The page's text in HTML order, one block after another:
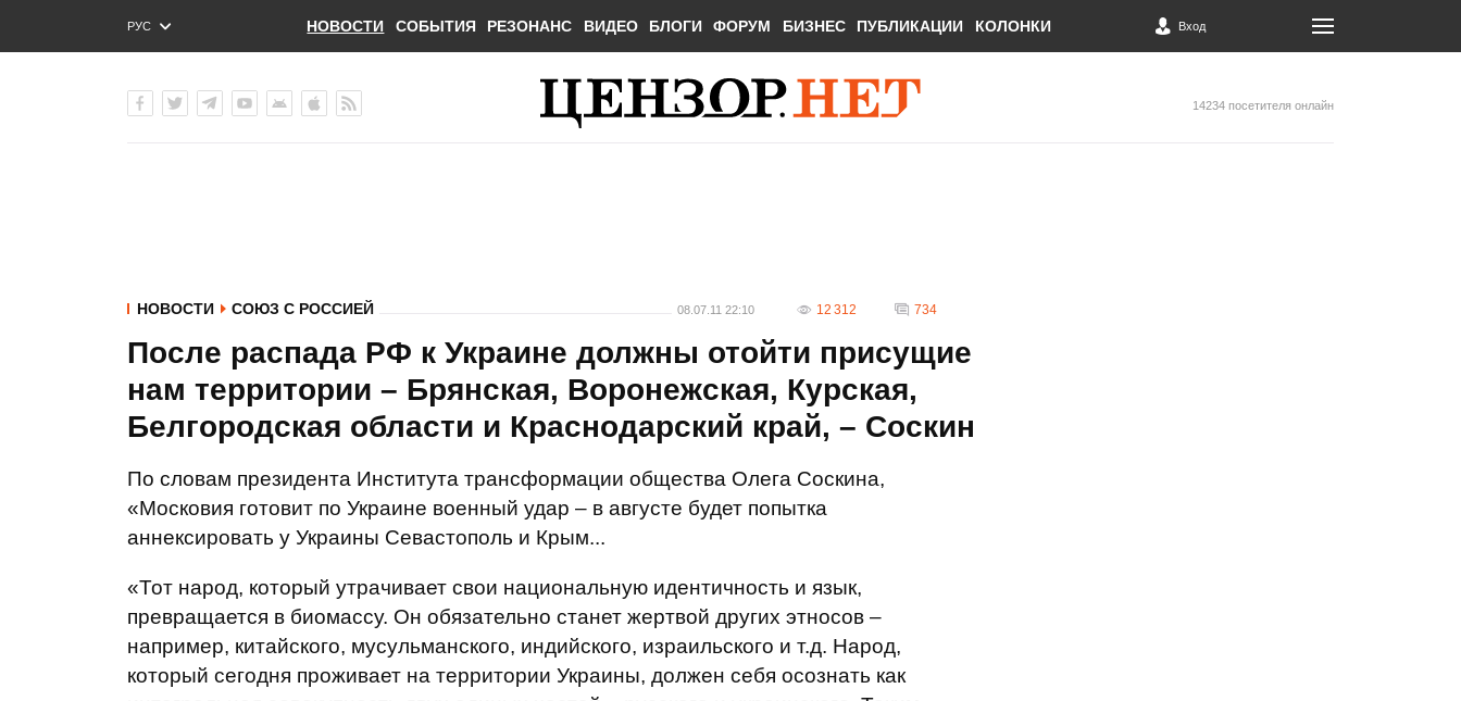
РУС
ENG
НОВОСТИ СОБЫТИЯ РЕЗОНАНС ВИДЕО БЛОГИ ФОРУМ БИЗНЕС ПУБЛИКАЦИИ КОЛОНКИ Вход
14234 посетителя онлайн
НОВОСТИ СОЮЗ С РОССИЕЙ 08.07.11 22:10 12 312 734
После распада РФ к Украине должны отойти присущие
нам территории – Брянская, Воронежская, Курская,
Белгородская области и Краснодарский край, – Соскин
По словам президента Института трансформации общества Олега Соскина,
«Московия готовит по Украине военный удар – в августе будет попытка
аннексировать у Украины Севастополь и Крым...
«Тот народ, который утрачивает свои национальную идентичность и язык,
превращается в биомассу. Он обязательно станет жертвой других этносов –
например, китайского, мусульманского, индийского, израильского и т.д. Народ,
который сегодня проживает на территории Украины, должен себя осознать как